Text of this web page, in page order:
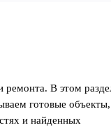
ремонта. В этом
готовые объекты,
и найденных